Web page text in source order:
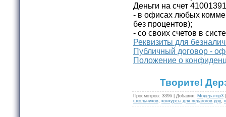
Деньги на счет
- в офисах любых
без процентов);
- со своих счетов в
Реквизиты для
Публичный договор -
Положение о
Творите!
Просмотров: 3396 Добавил: Модератор3
школьников конкурсы для педагогов доу,